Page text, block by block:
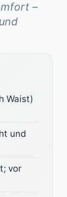
–
Waist)
und
vor